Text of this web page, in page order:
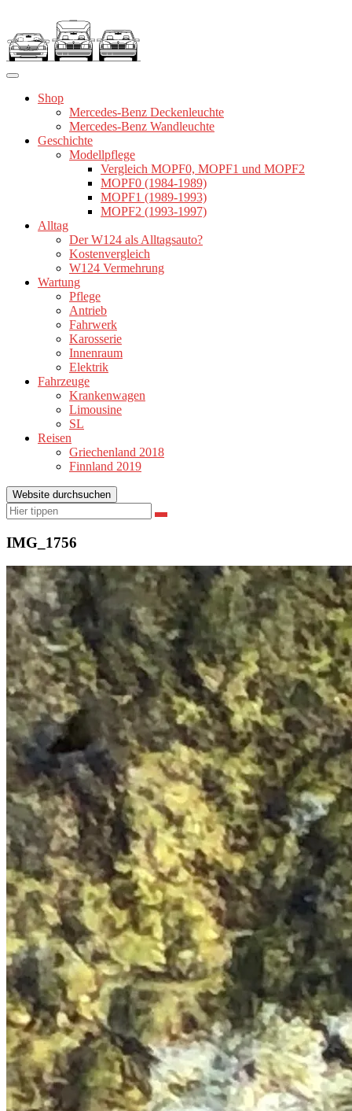
springen
Shop
Mercedes-Benz Deckenleuchte
Mercedes-Benz Wandleuchte
Geschichte
Modellpflege
Vergleich MOPF0, MOPF1 und MOPF2
MOPF0 (1984-1989)
MOPF1 (1989-1993)
MOPF2 (1993-1997)
Alltag
Der W124 als Alltagsauto?
Kostenvergleich
W124 Vermehrung
Wartung
Pflege
Antrieb
Fahrwerk
Karosserie
Innenraum
Elektrik
Fahrzeuge
Krankenwagen
Limousine
SL
Reisen
Griechenland 2018
Finnland 2019
Website durchsuchen
Suchen
nach:
Suchen
IMG_1756